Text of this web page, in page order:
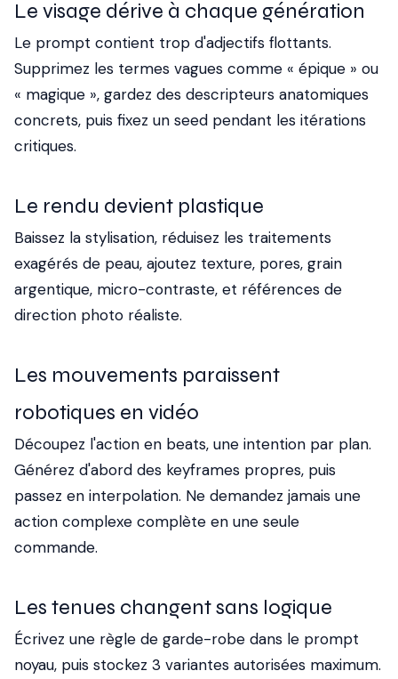
Le visage dérive à chaque génération
Le prompt contient trop d'adjectifs flottants.
Supprimez les termes vagues comme « épique » ou
« magique », gardez des descripteurs anatomiques
concrets, puis fixez un seed pendant les itérations
critiques.
Le rendu devient plastique
Baissez la stylisation, réduisez les traitements
exagérés de peau, ajoutez texture, pores, grain
argentique, micro-contraste, et références de
direction photo réaliste.
Les mouvements paraissent
robotiques en vidéo
Découpez l'action en beats, une intention par plan.
Générez d'abord des keyframes propres, puis
passez en interpolation. Ne demandez jamais une
action complexe complète en une seule
commande.
Les tenues changent sans logique
Écrivez une règle de garde-robe dans le prompt
noyau, puis stockez 3 variantes autorisées maximum.